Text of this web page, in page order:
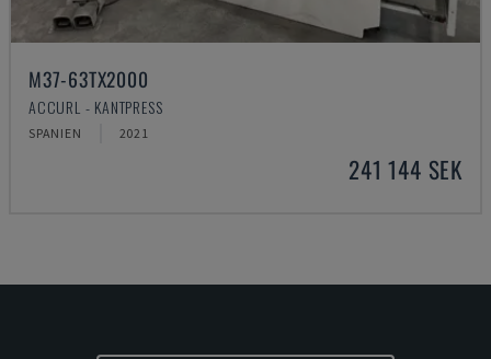
M37-63TX2000
ACCURL - KANTPRESS
SPANIEN 2021
241 144 SEK